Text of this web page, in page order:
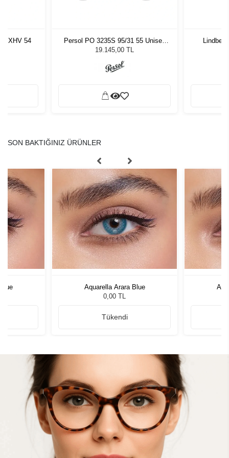
BXHV 54
Persol PO 3235S 95/31 55 Unisex
Güneş Gözlüğü
19.145,00 TL
SON BAKTIĞINIZ ÜRÜNLER
Aquarella Arara Blue
0,00 TL
Tükendi